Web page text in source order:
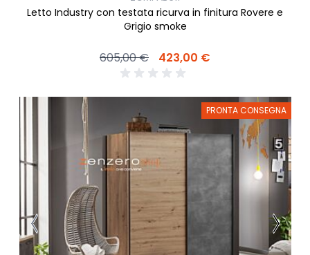
Letto Industry con testata ricurva in finitura Rovere e
Grigio smoke
605,00 € 423,00 €
PRONTA CONSEGNA